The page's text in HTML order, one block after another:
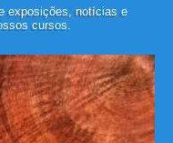
exposições, notícias e
cursos.